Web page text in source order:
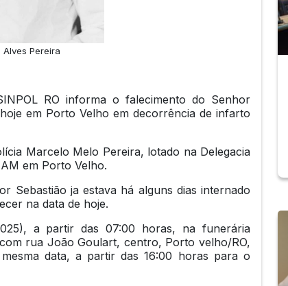
Alves Pereira
RO informa o falecimento do Senhor
em Porto Velho em decorrência de infarto
Marcelo Melo Pereira, lotado na Delegacia
em Porto Velho.
Sebastião ja estava há alguns dias internado
na data de hoje.
a partir das 07:00 horas, na funerária
rua João Goulart, centro, Porto velho/RO,
data, a partir das 16:00 horas para o